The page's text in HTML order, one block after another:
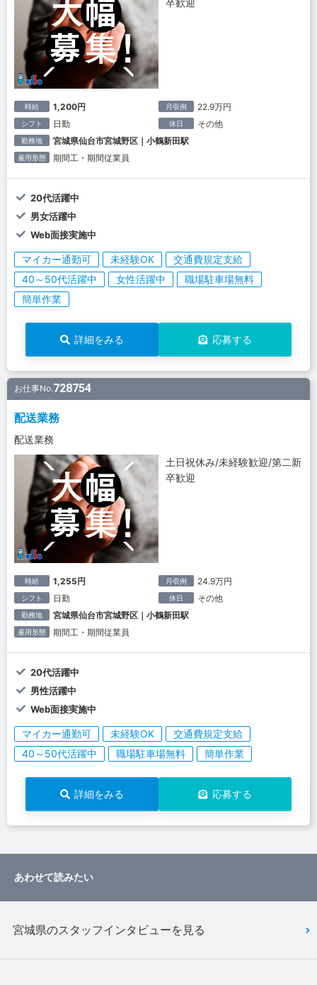
卒歓迎
時給 1,200円 月収例 22.9万円
シフト 日勤 休日 その他
勤務地 宮城県仙台市宮城野区｜小鶴新田駅
雇用形態 期間工・期間従業員
20代活躍中
男女活躍中
Web面接実施中
マイカー通勤可 未経験OK
交通費規定支給
40～50代活躍中
女性活躍中
職場駐車場無料
簡単作業
詳細をみる 応募する
お仕事No.728754
配送業務
配送業務
土日祝休み/未経験歓迎/第二新
卒歓迎
時給 1,255円 月収例 24.9万円
シフト 日勤 休日 その他
勤務地 宮城県仙台市宮城野区｜小鶴新田駅
雇用形態 期間工・期間従業員
20代活躍中
男性活躍中
Web面接実施中
マイカー通勤可 未経験OK
交通費規定支給
40～50代活躍中
職場駐車場無料 簡単作業
詳細をみる 応募する
あわせて読みたい
宮城県のスタッフインタビューを見る